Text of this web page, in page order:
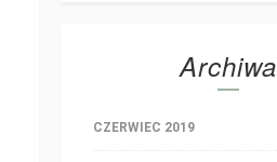
Archiwa
CZERWIEC 2019